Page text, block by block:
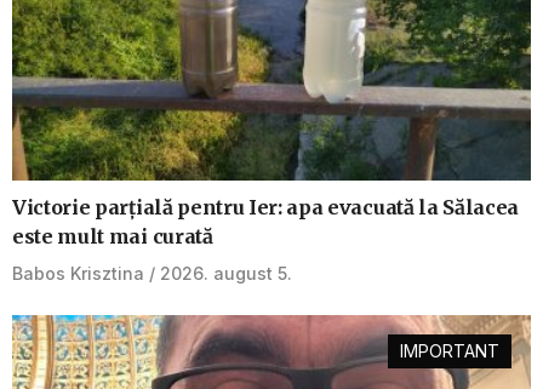
Victorie parțială pentru Ier: apa evacuată la Sălacea
este mult mai curată
Babos Krisztina 2026. august 5.
IMPORTANT